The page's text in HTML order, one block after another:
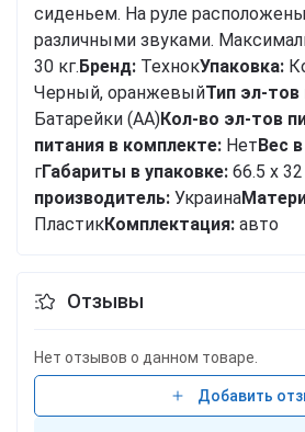
сиденьем. На руле
различными звуками.
30 кг. Бренд: ТехнокУпаковка:
Черный, оранжевыйТип эл-тов
Батарейки (AA)Кол-во эл-тов
питания в комплекте: Нет Вес
гГабариты в упаковке: 66.5 x
производитель: Украина
ПластикКомплектация: авто
Отзывы
Нет отзывов о данном товаре.
Добавить